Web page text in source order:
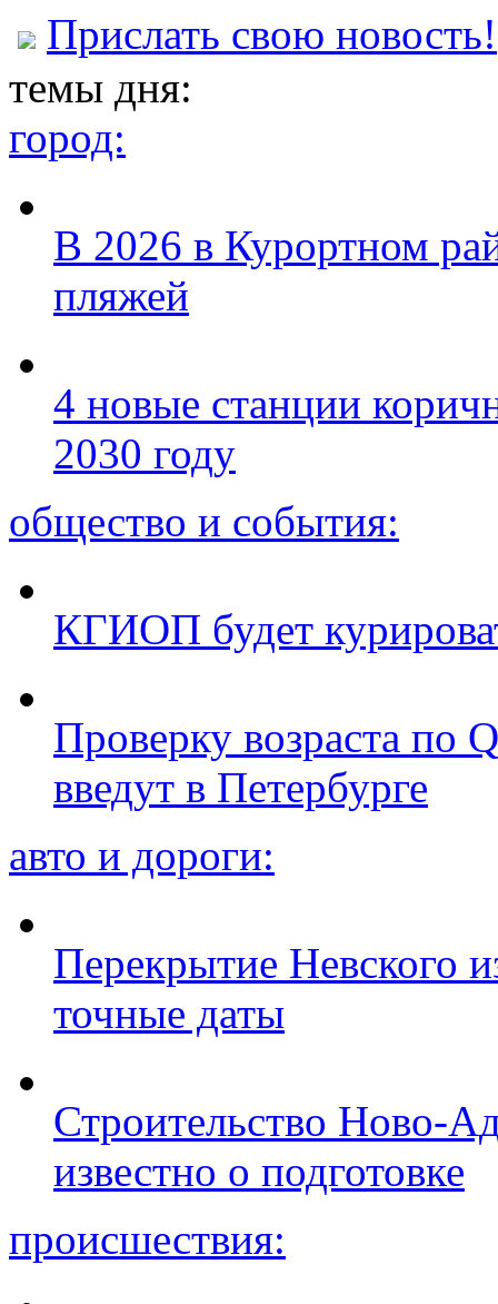
Прислать свою новость!
темы дня:
город:
В 2026 в Курортном
пляжей
4 новые станции
2030 году
общество и события:
КГИОП будет
Проверку возраста по
введут в Петербурге
авто и дороги:
Перекрытие Невского
точные даты
Строительство Ново-
известно о подготовке
происшествия: